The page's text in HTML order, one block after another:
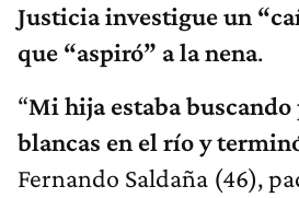
Justicia investigue un
que “aspiró” a la nena.
“Mi hija estaba
blancas en el río y
Fernando Saldaña (46),